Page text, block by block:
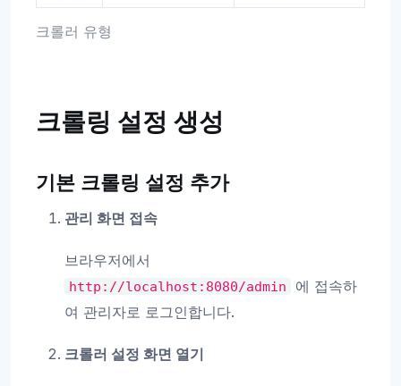
크롤러 유형
크롤링 설정 생성
기본 크롤링 설정 추가
관리 화면 접속
브라우저에서
http://localhost:8080/admin
에 접속하
여 관리자로 로그인합니다.
크롤러 설정 화면 열기